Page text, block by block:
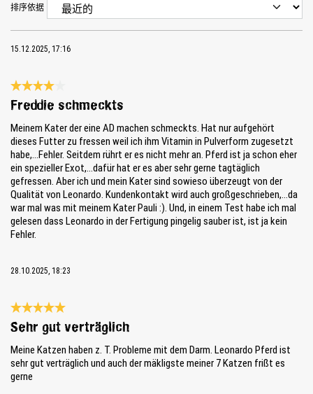
排序依据
15.12.2025, 17:16
Review with rating of 4 out of 5 stars
Freddie schmeckts
Meinem Kater der eine AD machen schmeckts. Hat nur aufgehört
dieses Futter zu fressen weil ich ihm Vitamin in Pulverform zugesetzt
habe,...Fehler. Seitdem rührt er es nicht mehr an. Pferd ist ja schon eher
ein spezieller Exot,...dafür hat er es aber sehr gerne tagtäglich
gefressen. Aber ich und mein Kater sind sowieso überzeugt von der
Qualität von Leonardo. Kundenkontakt wird auch großgeschrieben,...da
war mal was mit meinem Kater Pauli :). Und, in einem Test habe ich mal
gelesen dass Leonardo in der Fertigung pingelig sauber ist, ist ja kein
Fehler.
28.10.2025, 18:23
Review with rating of 5 out of 5 stars
Sehr gut verträglich
Meine Katzen haben z. T. Probleme mit dem Darm. Leonardo Pferd ist
sehr gut verträglich und auch der mäkligste meiner 7 Katzen frißt es
gerne